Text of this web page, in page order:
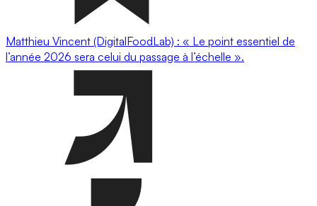
Matthieu Vincent (DigitalFoodLab) : « Le point essentiel de
l’année 2026 sera celui du passage à l’échelle ».